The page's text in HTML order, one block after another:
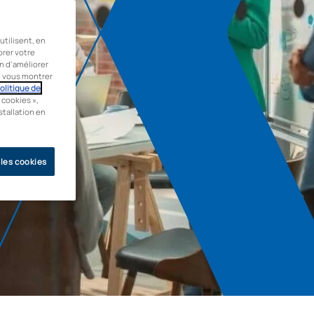
utilisent, en
votre
d’améliorer
vous montrer
de
»,
en
cookies